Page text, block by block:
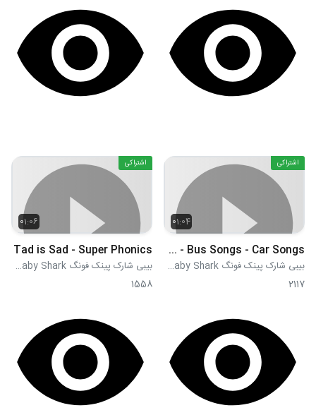
01:04
اشتراکی
The Wheels on the Orange Night Bus - Bus Songs - Car Songs
بیبی شارک پینک فونگ Pink Fong Baby Shark
2117
01:06
اشتراکی
Tad is Sad - Super Phonics
بیبی شارک پینک فونگ Pink Fong Baby Shark
1558